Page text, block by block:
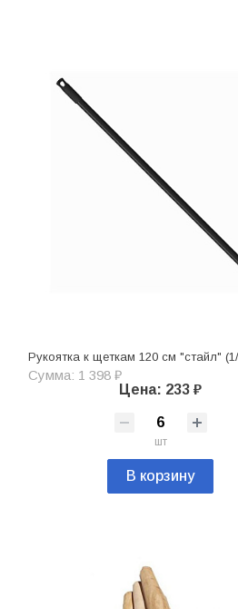
Рукоятка к щеткам 120 см "стайл"
Сумма: 1 398 ₽
Цена: 233 ₽
шт
В корзину